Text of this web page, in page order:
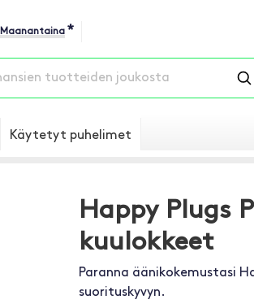
Maanantaina *
Käytetyt puhelimet
Happy Plugs
kuulokkeet
Paranna äänikokemustasi
suorituskyvyn.